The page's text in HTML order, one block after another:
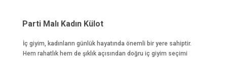
Parti Malı Kadın Külot
İç giyim, kadınların günlük hayatında önemli bir yere sahiptir.
Hem rahatlık hem de şıklık açısından doğru iç giyim seçimi